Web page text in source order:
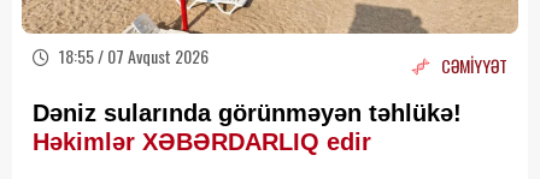
18:55 / 07 Avqust 2026 CƏMİYYƏT
Dəniz sularında görünməyən təhlükə!
Həkimlər XƏBƏRDARLIQ edir